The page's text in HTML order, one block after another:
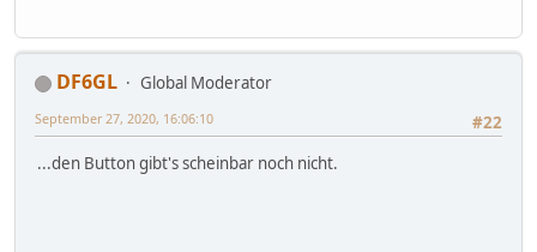
DF6GL
Global Moderator
#22
September 27, 2020, 16:06:10
...den Button gibt's scheinbar noch nicht.